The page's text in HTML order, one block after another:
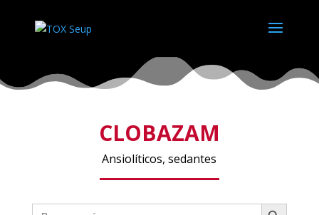
CLOBAZAM
Ansiolíticos, sedantes
Buscar: Botón de búsqueda